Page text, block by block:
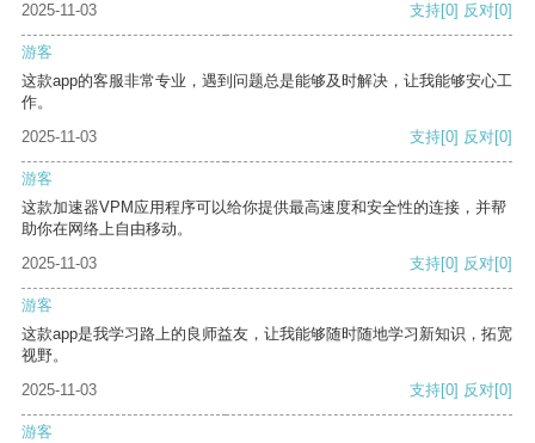
2025-11-03
支持[0] 反对[0]
游客
这款app的客服非常专业，遇到问题总是能够及时解决，让我能够安心工
作。
2025-11-03
支持[0] 反对[0]
游客
这款加速器VPM应用程序可以给你提供最高速度和安全性的连接，并帮
助你在网络上自由移动。
2025-11-03
支持[0] 反对[0]
游客
这款app是我学习路上的良师益友，让我能够随时随地学习新知识，拓宽
视野。
2025-11-03
支持[0] 反对[0]
游客